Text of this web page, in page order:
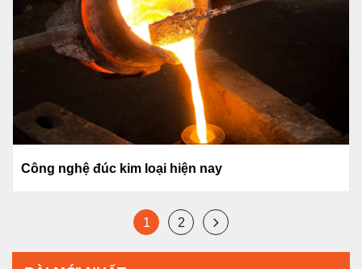
Công nghệ đúc kim loại hiện nay
1 2